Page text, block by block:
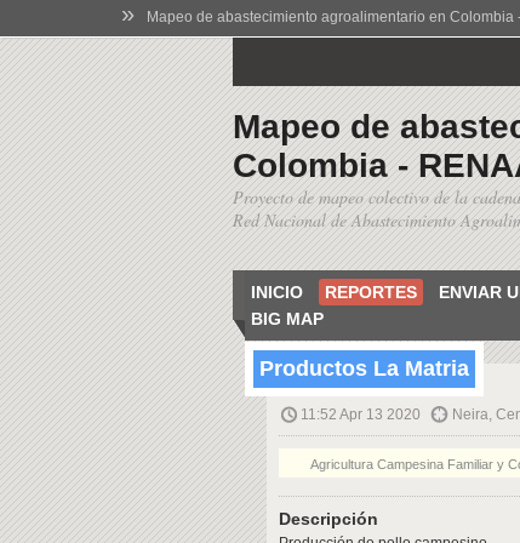
» Mapeo de abastecimiento agroalimentario en Colombia
Mapeo de
Colombia -
Proyecto de mapeo colectivo de la
Red Nacional de Abastecimiento
INICIO REPORTES ENVIAR
BIG MAP
Productos La Matria
11:52 Apr 13 2020 Neira,
Agricultura Campesina Familiar y
Descripción